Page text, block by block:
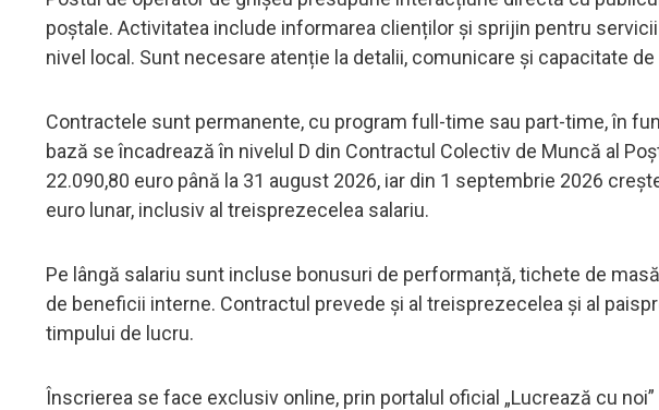
poștale. Activitatea include informarea clienților și sprijin pentru
nivel local. Sunt necesare atenție la detalii, comunicare și capacitate
Contractele sunt permanente, cu program full-time sau part-time, în
bază se încadrează în nivelul D din Contractul Colectiv de Muncă al
22.090,80 euro până la 31 august 2026, iar din 1 septembrie 2026
euro lunar, inclusiv al treisprezecelea salariu.
Pe lângă salariu sunt incluse bonusuri de performanță, tichete de
de beneficii interne. Contractul prevede și al treisprezecelea și al
timpului de lucru.
Înscrierea se face exclusiv online, prin portalul oficial „Lucrează cu